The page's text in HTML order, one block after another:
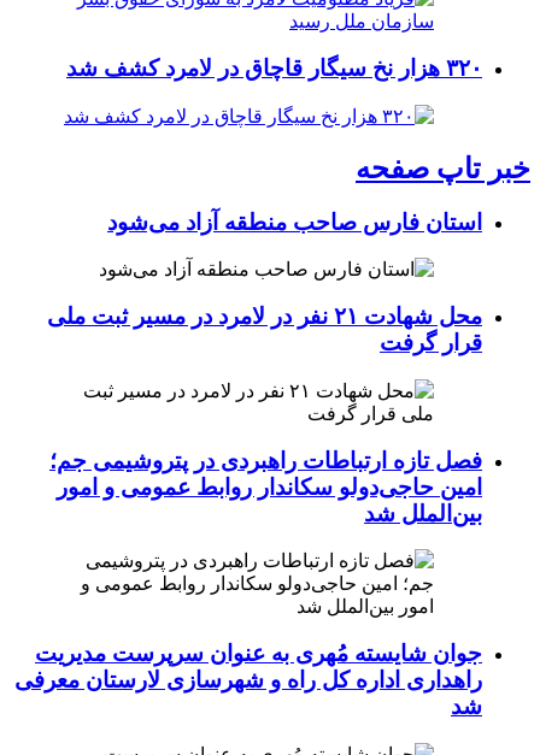
۳۲۰ هزار نخ سیگار قاچاق در لامرد کشف شد
خبر تاپ صفحه
استان فارس صاحب منطقه آزاد می‌شود
محل شهادت ۲۱ نفر در لامرد در مسیر ثبت ملی
قرار گرفت
فصل تازه ارتباطات راهبردی در پتروشیمی جم؛
امین حاجی‌دولو سکاندار روابط عمومی و امور
بین‌الملل شد
جوان شایسته مُهری به عنوان سرپرست مدیریت
راهداری اداره کل راه و شهرسازی لارستان معرفی
شد